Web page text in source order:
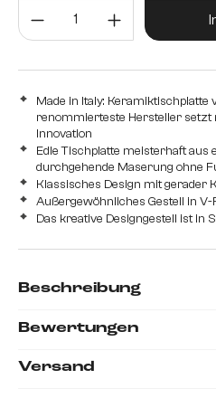
Produkt
Made in Italy: Keramiktischplatte
renommierteste Hersteller setzt
Innovation
Edle Tischplatte meisterhaft
durchgehende Maserung ohne
Klassisches Design mit gerader
Außergewöhnliches Gestell in
Das kreative Designgestell ist in
Beschreibung
Bewertungen
Versand